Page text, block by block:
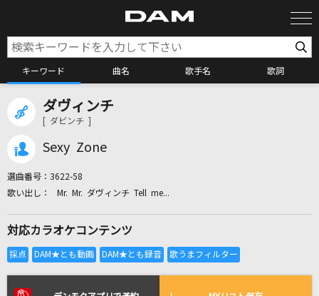
キーワード 曲名 歌手名 歌詞
全国りれき
リアルタイムで歌われている曲の一覧
ダヴィンチ
[ ダビンチ ]
Sexy Zone
選曲番号： 3622-58
Mr. Mr. ダヴィンチ Tell me...
対応カラオケコンテンツ